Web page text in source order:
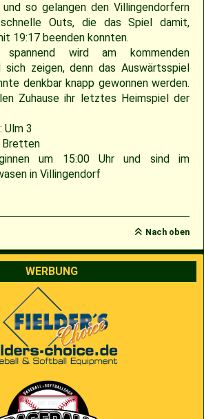
so gelangen den Villingendorfern
Outs, die das Spiel damit,
19:17 beenden konnten.
wird am kommenden
sich zeigen, denn das Auswärtsspiel
denkbar knapp gewonnen werden.
Zuhause ihr letztes Heimspiel der
Ulm 3
Bretten
um 15:00 Uhr und sind im
in Villingendorf
Nach oben
WERBUNG